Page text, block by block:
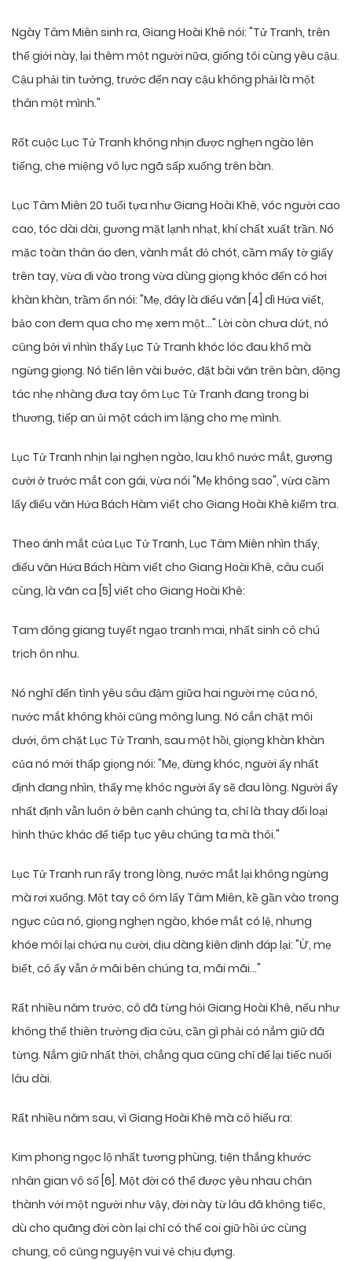
Ngày Tâm Miên sinh ra, Giang Hoài Khê nói: "Tử Tranh, trên
thế giới này, lại thêm một người nữa, giống tôi cùng yêu cậu.
Cậu phải tin tưởng, trước đến nay cậu không phải là một
thân một mình."
Rốt cuộc Lục Tử Tranh không nhịn được nghẹn ngào lên
tiếng, che miệng vô lực ngã sấp xuống trên bàn.
Lục Tâm Miên 20 tuổi tựa như Giang Hoài Khê, vóc người cao
cao, tóc dài dài, gương mặt lạnh nhạt, khí chất xuất trần. Nó
mặc toàn thân áo đen, vành mắt đỏ chót, cầm mấy tờ giấy
trên tay, vừa đi vào trong vừa dùng giọng khóc đến có hơi
khàn khàn, trầm ổn nói: "Mẹ, đây là điếu văn [4] dì Hứa viết,
bảo con đem qua cho mẹ xem một…" Lời còn chưa dứt, nó
cũng bởi vì nhìn thấy Lục Tử Tranh khóc lóc đau khổ mà
ngừng giọng. Nó tiến lên vài bước, đặt bài văn trên bàn, động
tác nhẹ nhàng đưa tay ôm Lục Tử Tranh đang trong bi
thương, tiếp an ủi một cách im lặng cho mẹ mình.
Lục Tử Tranh nhịn lại nghẹn ngào, lau khô nước mắt, gượng
cười ở trước mắt con gái, vừa nói "Mẹ không sao", vừa cầm
lấy điếu văn Hứa Bách Hàm viết cho Giang Hoài Khê kiểm tra.
Theo ánh mắt của Lục Tử Tranh, Lục Tâm Miên nhìn thấy,
điếu văn Hứa Bách Hàm viết cho Giang Hoài Khê, câu cuối
cùng, là vãn ca [5] viết cho Giang Hoài Khê:
Tam đông giang tuyết ngạo tranh mai, nhất sinh cô chú
trịch ôn nhu.
Nó nghĩ đến tình yêu sâu đậm giữa hai người mẹ của nó,
nước mắt không khỏi cũng mông lung. Nó cắn chặt môi
dưới, ôm chặt Lục Tử Tranh, sau một hồi, giọng khàn khàn
của nó mới thấp giọng nói: "Mẹ, đừng khóc, người ấy nhất
định đang nhìn, thấy mẹ khóc người ấy sẽ đau lòng. Người ấy
nhất định vẫn luôn ở bên cạnh chúng ta, chỉ là thay đổi loại
hình thức khác để tiếp tục yêu chúng ta mà thôi."
Lục Tử Tranh run rẩy trong lòng, nước mắt lại không ngừng
mà rơi xuống. Một tay cô ôm lấy Tâm Miên, kề gần vào trong
ngực của nó, giọng nghẹn ngào, khóe mắt có lệ, nhưng
khóe môi lại chứa nụ cười, dịu dàng kiên định đáp lại: "Ừ, mẹ
biết, cô ấy vẫn ở mãi bên chúng ta, mãi mãi…"
Rất nhiều năm trước, cô đã từng hỏi Giang Hoài Khê, nếu như
không thể thiên trường địa cửu, cần gì phải có nắm giữ đã
từng. Nắm giữ nhất thời, chẳng qua cũng chỉ để lại tiếc nuối
lâu dài.
Rất nhiều năm sau, vì Giang Hoài Khê mà cô hiểu ra:
Kim phong ngọc lộ nhất tương phùng, tiện thắng khước
nhân gian vô số [6]. Một đời có thể được yêu nhau chân
thành với một người như vậy, đời này từ lâu đã không tiếc,
dù cho quãng đời còn lại chỉ có thể coi giữ hồi ức cùng
chung, cô cũng nguyện vui vẻ chịu đựng.